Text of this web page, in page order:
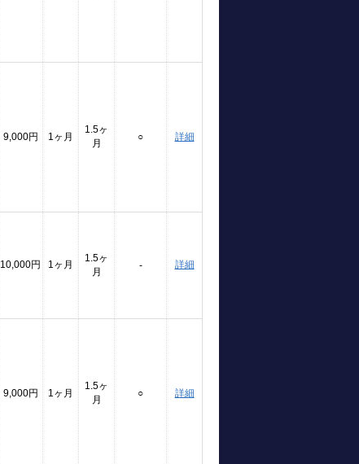
9,000円 1ヶ月
1.5ヶ
月
○ 詳細
10,000円 1ヶ月
1.5ヶ
月
- 詳細
9,000円 1ヶ月
1.5ヶ
月
○ 詳細